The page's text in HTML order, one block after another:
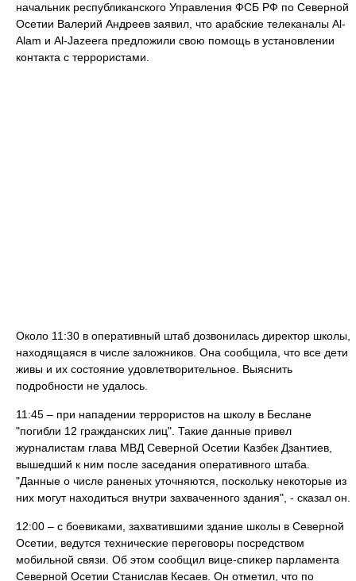
начальник республиканского Управления ФСБ РФ по Северной
Осетии Валерий Андреев заявил, что арабские телеканалы Al-
Alam и Al-Jazeera предложили свою помощь в установлении
контакта с террористами.
Около 11:30 в оперативный штаб дозвонилась директор школы,
находящаяся в числе заложников. Она сообщила, что все дети
живы и их состояние удовлетворительное. Выяснить
подробности не удалось.
11:45 – при нападении террористов на школу в Беслане
"погибли 12 гражданских лиц". Такие данные привел
журналистам глава МВД Северной Осетии Казбек Дзантиев,
вышедший к ним после заседания оперативного штаба.
"Данные о числе раненых уточняются, поскольку некоторые из
них могут находиться внутри захваченного здания", ‑ сказал он.
12:00 – с боевиками, захватившими здание школы в Северной
Осетии, ведутся технические переговоры посредством
мобильной связи. Об этом сообщил вице-спикер парламента
Северной Осетии Станислав Кесаев. Он отметил, что по